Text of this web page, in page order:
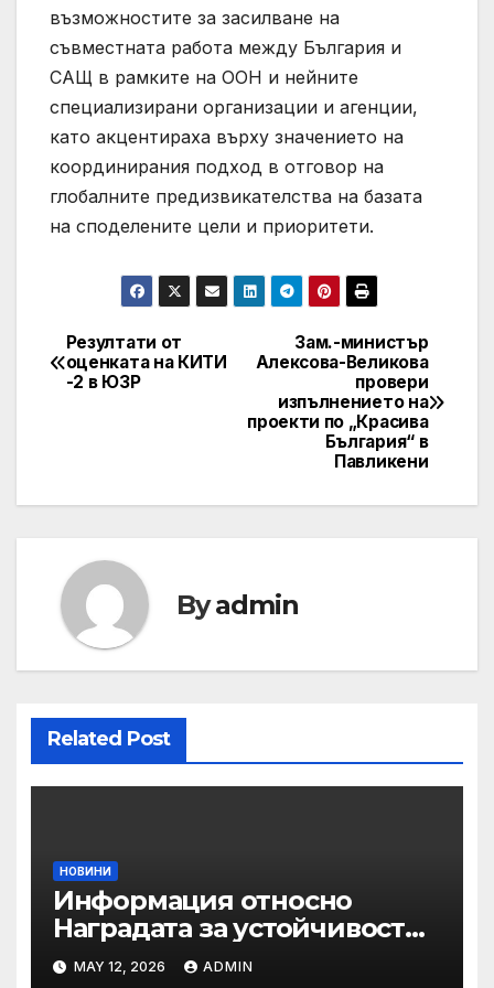
възможностите за засилване на
съвместната работа между България и
САЩ в рамките на ООН и нейните
специализирани организации и агенции,
като акцентираха върху значението на
координирания подход в отговор на
глобалните предизвикателства на базата
на споделените цели и приоритети.
Post
navigation
Зам.-министър
Алексова-Великова
провери
изпълнението на
проекти по „Красива
България“ в
Павликени
Резултати от
оценката на КИТИ
-2 в ЮЗР
Byadmin
Related Post
НОВИНИ
Информация относно
Наградата за устойчивост
на ОАЕ „Зайед“
MAY 12, 2026 ADMIN